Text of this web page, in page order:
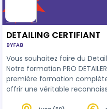
DETAILING CERTIFIANT
BYFAB
Vous souhaitez faire du
Notre formation PRO
première formation
offrir une véritable